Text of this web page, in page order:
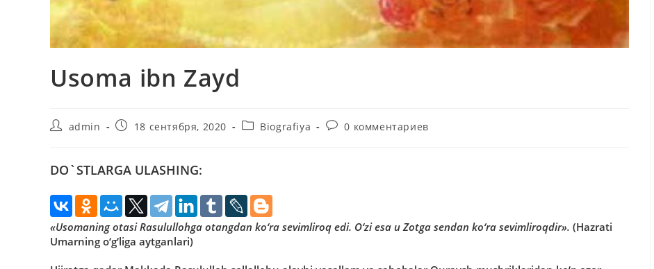
Usoma ibn Zayd
Авторadmin
Запись18 сентября, 2020
РубрикаBiografiya
Комментарии
0 комментариев
DO`STLARGA ULASHING:
«Usomaning otasi Rasulullohga otangdan ko‘ra sevimliroq edi. O‘zi esa u Zotga sendan ko‘ra sevimliroqdir». (Hazrati
Umarning o‘g‘liga aytganlari)